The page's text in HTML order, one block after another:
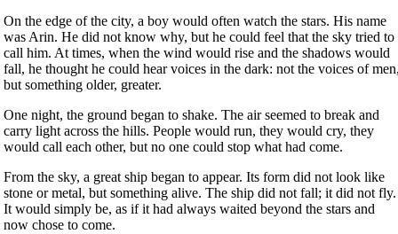
On the edge of the city, a boy would often watch the stars. His name
was Arin. He did not know why, but he could feel that the sky tried to
call him. At times, when the wind would rise and the shadows would
fall, he thought he could hear voices in the dark: not the voices of
but something older, greater.
One night, the ground began to shake. The air seemed to break and
carry light across the hills. People would run, they would cry, they
would call each other, but no one could stop what had come.
From the sky, a great ship began to appear. Its form did not look like
stone or metal, but something alive. The ship did not fall; it did not fly.
It would simply be, as if it had always waited beyond the stars and
now chose to come.